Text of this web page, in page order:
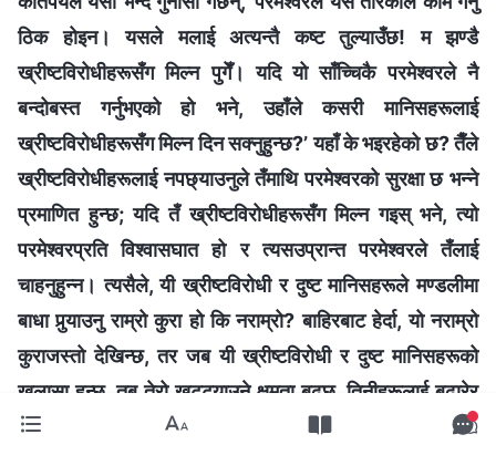
ठिक होइन। यसले मलाई अत्यन्तै कष्ट तुल्याउँछ! म झण्डै
ख्रीष्टविरोधीहरूसँग मिल्न पुगेँ। यदि यो साँच्चिकै परमेश्‍वरले नै
बन्दोबस्त गर्नुभएको हो भने, उहाँले कसरी मानिसहरूलाई
ख्रीष्टविरोधीहरूसँग मिल्न दिन सक्नुहुन्छ?’ यहाँ के भइरहेको छ? तैँले
ख्रीष्टविरोधीहरूलाई नपछ्याउनुले तँमाथि परमेश्‍वरको सुरक्षा छ भन्‍ने
प्रमाणित हुन्छ; यदि तँ ख्रीष्टविरोधीहरूसँग मिल्न गइस् भने, त्यो
परमेश्‍वरप्रति विश्‍वासघात हो र त्यसउप्रान्त परमेश्‍वरले तँलाई
चाहनुहुन्न। त्यसैले, यी ख्रीष्टविरोधी र दुष्ट मानिसहरूले मण्डलीमा
बाधा पुर्‍याउनु राम्रो कुरा हो कि नराम्रो? बाहिरबाट हेर्दा, यो नराम्रो
कुराजस्तो देखिन्छ, तर जब यी ख्रीष्टविरोधी र दुष्ट मानिसहरूको
खुलासा हुन्छ, तब तेरो खुट्ट्याउने क्षमता बढ्छ, तिनीहरूलाई बढारेर
फालिन्छ र तेरो कद वृद्धि हुन्छ। जब तैँले भविष्यमा फेरि यस्ता